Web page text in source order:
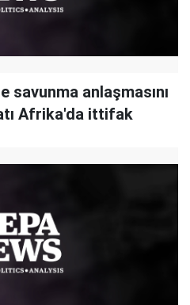
savunma anlaşmasını
Afrika'da ittifak